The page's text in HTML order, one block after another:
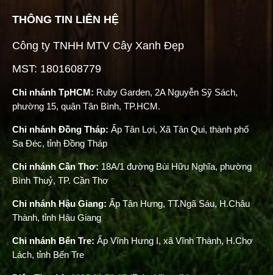
THÔNG TIN LIÊN HỆ
Công ty TNHH MTV Cây Xanh Đẹp
MST: 1801608779
Chi nhánh TpHCM: Ruby Garden, 2A Nguyễn Sỹ Sách,
phường 15, quận Tân Bình, TP.HCM.
Chi nhánh Đồng Tháp: Ấp Tân Lợi, Xã Tân Qui, thành phố
Sa Đéc, tỉnh Đồng Tháp
Chi nhánh Cần Thơ: 18A/1 đường Bùi Hữu Nghĩa, phường
Bình Thuỷ, TP. Cần Thơ
Chi nhánh Hậu Giang: Ấp Tân Hưng, TT.Ngã Sáu, H.Châu
Thành, tỉnh Hậu Giang
Chi nhánh Bến Tre: Ấp Vĩnh Hưng I, xã Vĩnh Thành, H.Chợ
Lách, tỉnh Bến Tre